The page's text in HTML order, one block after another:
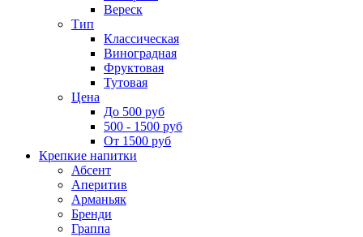
Вереск
Тип
Классическая
Виноградная
Фруктовая
Тутовая
Цена
До 500 руб
500 - 1500 руб
От 1500 руб
Крепкие напитки
Абсент
Аперитив
Арманьяк
Бренди
Граппа